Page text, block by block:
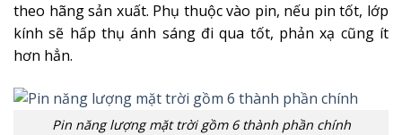
theo hãng sản xuất. Phụ thuộc vào pin, nếu pin tốt, lớp
kính sẽ hấp thụ ánh sáng đi qua tốt, phản xạ cũng ít
hơn hẳn.
Pin năng lượng mặt trời gồm 6 thành phần chính